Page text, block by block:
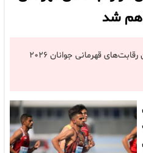
تیم ملی دوومیدانی ایران در پایان رقابت‌های قهرمانی جوانان ۲۰۲۶